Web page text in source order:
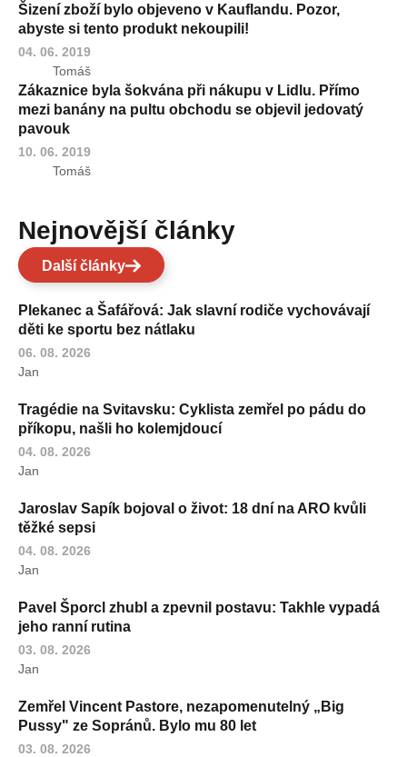
Šizení zboží bylo objeveno v Kauflandu. Pozor,
abyste si tento produkt nekoupili!
04. 06. 2019
Tomáš
Zákaznice byla šokvána při nákupu v Lidlu. Přímo
mezi banány na pultu obchodu se objevil jedovatý
pavouk
10. 06. 2019
Tomáš
Nejnovější články
Další články
Plekanec a Šafářová: Jak slavní rodiče vychovávají
děti ke sportu bez nátlaku
06. 08. 2026
Jan
Tragédie na Svitavsku: Cyklista zemřel po pádu do
příkopu, našli ho kolemjdoucí
04. 08. 2026
Jan
Jaroslav Sapík bojoval o život: 18 dní na ARO kvůli
těžké sepsi
04. 08. 2026
Jan
Pavel Šporcl zhubl a zpevnil postavu: Takhle vypadá
jeho ranní rutina
03. 08. 2026
Jan
Zemřel Vincent Pastore, nezapomenutelný „Big
Pussy" ze Sopránů. Bylo mu 80 let
03. 08. 2026